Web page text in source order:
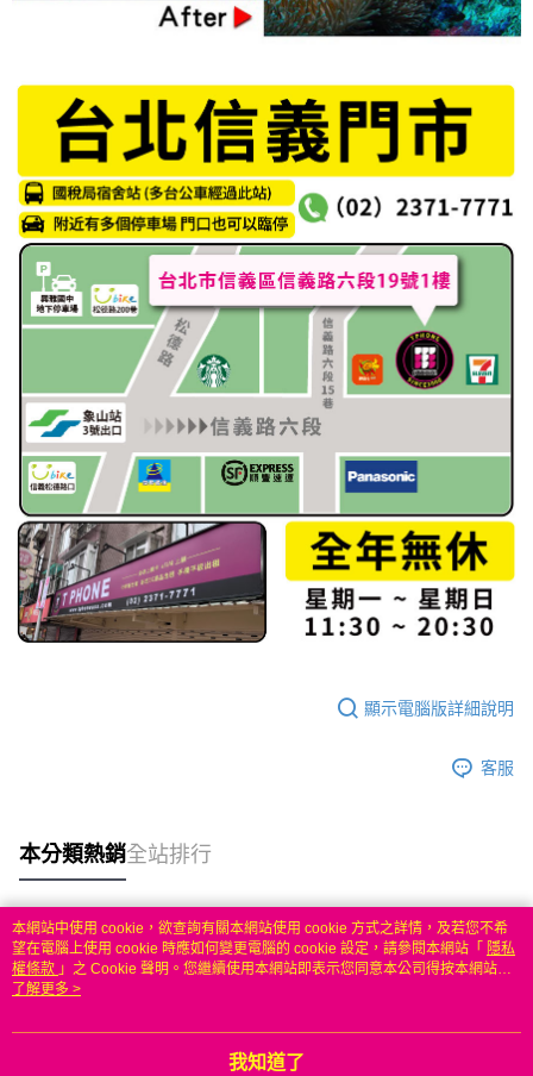
顯示電腦版詳細說明
客服
本分類熱銷全站排行
熱門標籤
本網站中使用 cookie，欲查詢有關本網站使用 cookie 方式之詳情，及若您不希
望在電腦上使用 cookie 時應如何變更電腦的 cookie 設定，請參閱本網站「 隱私
權條款 」之 Cookie 聲明。您繼續使用本網站即表示您同意本公司得按本網站使
用條款之 Cookie 聲明使用 cookie。
了解更多 >
我知道了